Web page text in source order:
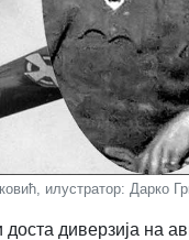
илустратор: Дарко
доста диверзија на